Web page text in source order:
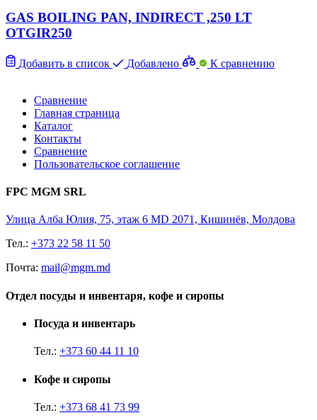
GAS BOILING PAN, INDIRECT ,250 LT
OTGIR250
Добавить в список Добавлено К сравнению
Сравнение
Главная страница
Каталог
Контакты
Сравнение
Пользовательское соглашение
FPC MGM SRL
Улица Алба Юлия, 75, этаж 6 MD 2071, Кишинёв, Молдова
Тел.: +373 22 58 11 50
Почта: mail@mgm.md
Отдел посуды и инвентаря, кофе и сиропы
Посуда и инвентарь
Тел.: +373 60 44 11 10
Кофе и сиропы
Тел.: +373 68 41 73 99